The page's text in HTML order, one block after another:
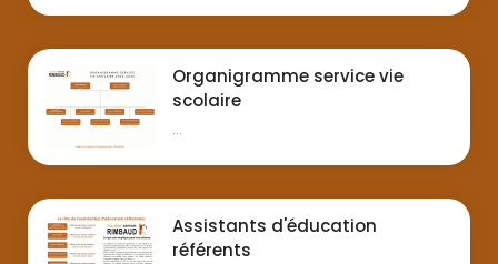
Organigramme service vie
scolaire
...
Assistants d'éducation
référents